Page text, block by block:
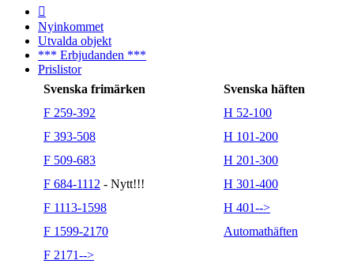
Nyinkommet
Utvalda objekt
*** Erbjudanden ***
Prislistor
Svenska frimärken
Svenska häften
F 259-392
H 52-100
F 393-508
H 101-200
F 509-683
H 201-300
F 684-1112 - Nytt!!!
H 301-400
F 1113-1598
H 401-->
F 1599-2170
Automathäften
F 2171-->